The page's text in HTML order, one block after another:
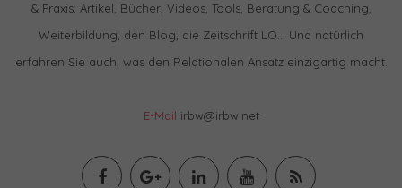
& Praxis: Artikel, Bücher, Videos, Tools, Beratung & Coaching,
Weiterbildung, den Blog, die Zeitschrift LO… Und natürlich
erfahren Sie auch, was den Relationalen Ansatz einzigartig macht.
E-Mail irbw@irbw.net